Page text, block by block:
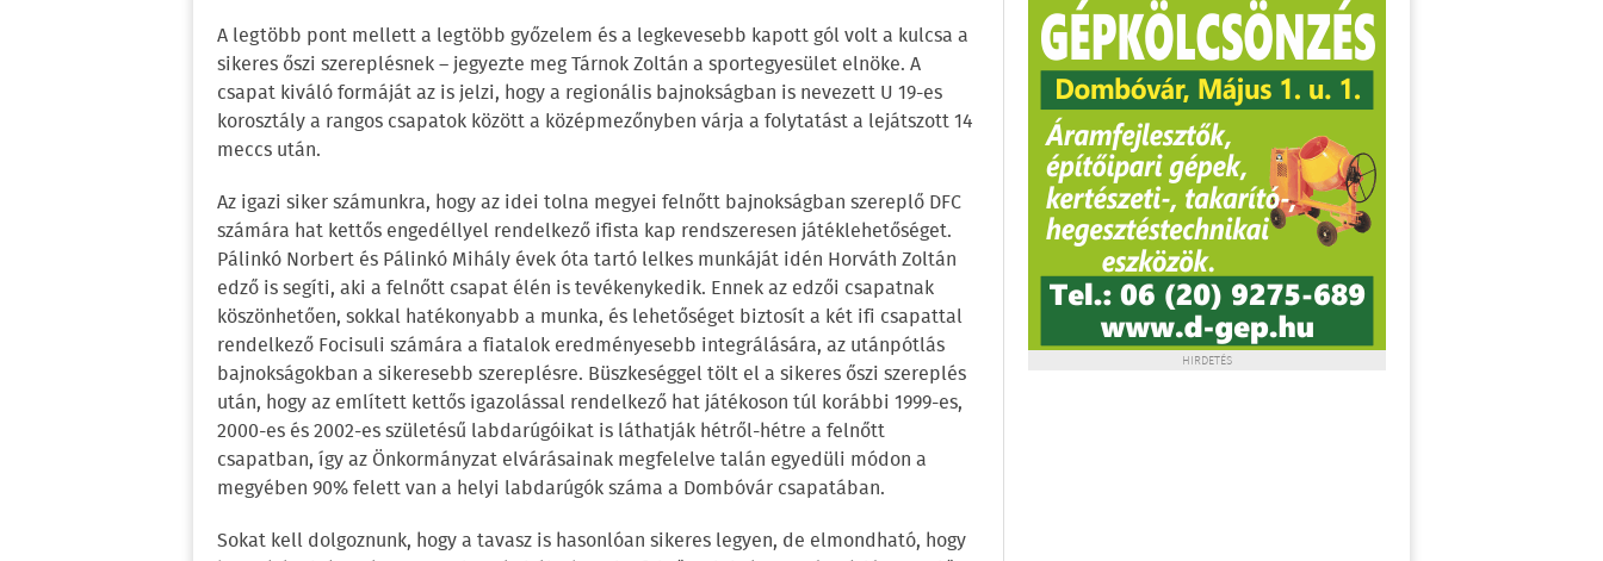
A legtöbb pont mellett a legtöbb győzelem és a legkevesebb kapott gól volt a kulcsa a
sikeres őszi szereplésnek – jegyezte meg Tárnok Zoltán a sportegyesület elnöke. A
csapat kiváló formáját az is jelzi, hogy a regionális bajnokságban is nevezett U 19-es
korosztály a rangos csapatok között a középmezőnyben várja a folytatást a lejátszott 14
meccs után.
Az igazi siker számunkra, hogy az idei tolna megyei felnőtt bajnokságban szereplő DFC
számára hat kettős engedéllyel rendelkező ifista kap rendszeresen játéklehetőséget.
Pálinkó Norbert és Pálinkó Mihály évek óta tartó lelkes munkáját idén Horváth Zoltán
edző is segíti, aki a felnőtt csapat élén is tevékenykedik. Ennek az edzői csapatnak
köszönhetően, sokkal hatékonyabb a munka, és lehetőséget biztosít a két ifi csapattal
rendelkező Focisuli számára a fiatalok eredményesebb integrálására, az utánpótlás
bajnokságokban a sikeresebb szereplésre. Büszkeséggel tölt el a sikeres őszi szereplés
után, hogy az említett kettős igazolással rendelkező hat játékoson túl korábbi 1999-es,
2000-es és 2002-es születésű labdarúgóikat is láthatják hétről-hétre a felnőtt
csapatban, így az Önkormányzat elvárásainak megfelelve talán egyedüli módon a
megyében 90% felett van a helyi labdarúgók száma a Dombóvár csapatában.
Sokat kell dolgoznunk, hogy a tavasz is hasonlóan sikeres legyen, de elmondható, hogy
HIRDETÉS